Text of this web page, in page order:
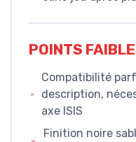
POINTS
Compatibilité
description,
axe ISIS
Finition noire